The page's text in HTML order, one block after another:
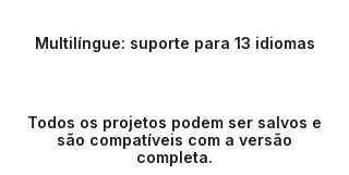
Multilíngue: suporte para 13 idiomas
Todos os projetos podem ser salvos e
são compatíveis com a versão
completa.